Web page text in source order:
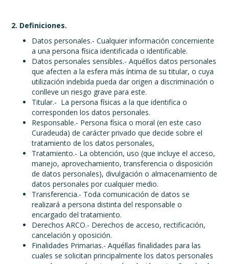
2. Definiciones.
Datos personales.- Cualquier información concerniente
a una persona física identificada o identificable.
Datos personales sensibles.- Aquéllos datos personales
que afecten a la esfera más íntima de su titular, o cuya
utilización indebida pueda dar origen a discriminación o
conlleve un riesgo grave para este.
Titular.- La persona físicas a la que identifica o
corresponden los datos personales.
Responsable.- Persona física o moral (en este caso
Curadeuda) de carácter privado que decide sobre el
tratamiento de los datos personales,
Tratamiento.- La obtención, uso (que incluye el acceso,
manejo, aprovechamiento, transferencia o disposición
de datos personales), divulgación o almacenamiento de
datos personales por cualquier medio.
Transferencia.- Toda comunicación de datos se
realizará a persona distinta del responsable o
encargado del tratamiento.
Derechos ARCO.- Derechos de acceso, rectificación,
cancelación y oposición.
Finalidades Primarias.- Aquéllas finalidades para las
cuales se solicitan principalmente los datos personales